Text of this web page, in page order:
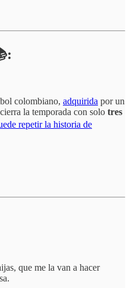
colombiano, adquirida por un
la temporada con solo tres
repetir la historia de
que me la van a hacer